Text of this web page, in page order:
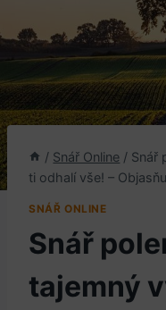
/ Snář Online / Snář
ti odhalí vše! –
SNÁŘ ONLINE
Snář
tajemný